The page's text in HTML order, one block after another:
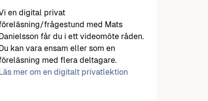
en digital privat
frågestund med Mats
Danielsson får du i ett videomöte råden.
Du kan vara ensam eller som en
med flera deltagare.
Läs mer om en digitalt privatlektion